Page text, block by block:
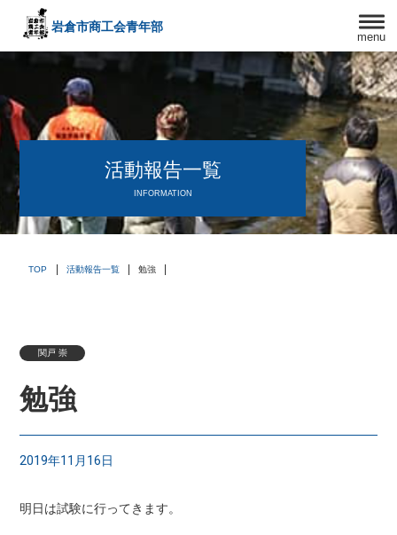
menu
岩倉市商工会青年部
〒482－0042
愛知県岩倉市中本町西出口31-1
TEL:0587-66-3400
FAX:0587-66-3417
頑張る中小企業を応援します！
活動報告一覧
INFORMATION
TOP 活動報告一覧 勉強
関戸 崇
勉強
2019年11月16日
明日は試験に行ってきます。